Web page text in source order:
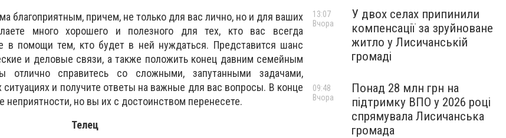
благоприятным, причем, не только для вас лично, но и для ваших
много хорошего и полезного для тех, кто вас всегда
в помощи тем, кто будет в ней нуждаться. Представится шанс
и деловые связи, а также положить конец давним семейным
отлично справитесь со сложными, запутанными задачами,
ситуациях и получите ответы на важные для вас вопросы. В конце
неприятности, но вы их с достоинством перенесете.
Телец
У двох селах припинили
компенсації за зруйноване
житло у Лисичанській
громаді
13:07
Вчора
Понад 28 млн грн на
підтримку ВПО у 2026 році
спрямувала Лисичанська
громада
09:48
Вчора